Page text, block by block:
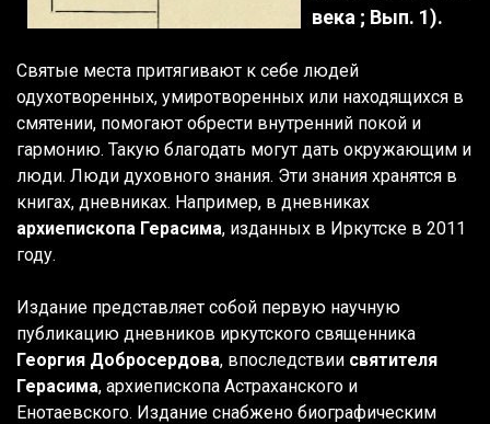
века ; Вып. 1).
Святые места притягивают к себе людей
одухотворенных, умиротворенных или находящихся в
смятении, помогают обрести внутренний покой и
гармонию. Такую благодать могут дать окружающим и
люди. Люди духовного знания. Эти знания хранятся в
книгах, дневниках. Например, в дневниках
архиепископа Герасима, изданных в Иркутске в 2011
году.
Издание представляет собой первую научную
публикацию дневников иркутского священника
Георгия Добросердова, впоследствии святителя
Герасима, архиепископа Астраханского и
Енотаевского. Издание снабжено биографическим